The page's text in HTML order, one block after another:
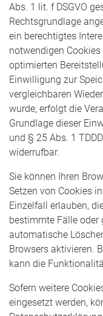
Abs. 1 lit. f DSGVO
Rechtsgrundlage
ein berechtigtes
notwendigen
optimierten
Einwilligung zur
vergleichbaren
wurde, erfolgt die
Grundlage dieser
und § 25 Abs. 1
widerrufbar.
Sie können Ihren
Setzen von Cookies
Einzelfall erlauben,
bestimmte Fälle oder
automatische
Browsers aktivieren.
kann die
Sofern weitere
eingesetzt werden,